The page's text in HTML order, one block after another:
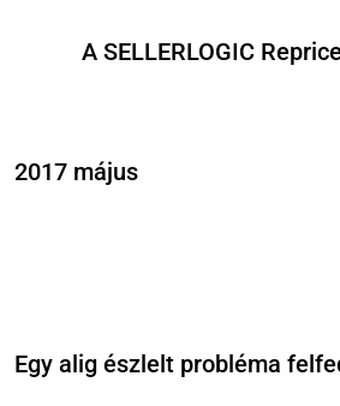
A SELLERLOGIC
2017 május
Egy alig észlelt probléma